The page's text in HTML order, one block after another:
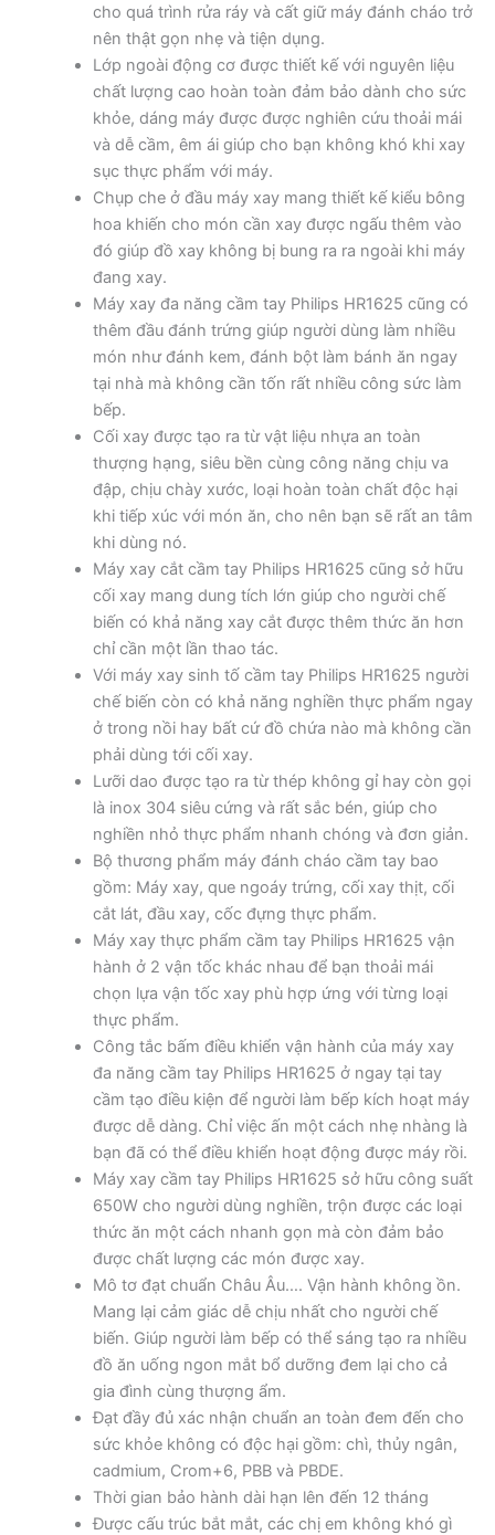
cho quá trình rửa ráy và cất giữ máy đánh cháo trở
nên thật gọn nhẹ và tiện dụng.
Lớp ngoài động cơ được thiết kế với nguyên liệu
chất lượng cao hoàn toàn đảm bảo dành cho sức
khỏe, dáng máy được được nghiên cứu thoải mái
và dễ cầm, êm ái giúp cho bạn không khó khi xay
sục thực phẩm với máy.
Chụp che ở đầu máy xay mang thiết kế kiểu bông
hoa khiến cho món cần xay được ngấu thêm vào
đó giúp đồ xay không bị bung ra ra ngoài khi máy
đang xay.
Máy xay đa năng cầm tay Philips HR1625 cũng có
thêm đầu đánh trứng giúp người dùng làm nhiều
món như đánh kem, đánh bột làm bánh ăn ngay
tại nhà mà không cần tốn rất nhiều công sức làm
bếp.
Cối xay được tạo ra từ vật liệu nhựa an toàn
thượng hạng, siêu bền cùng công năng chịu va
đập, chịu chày xước, loại hoàn toàn chất độc hại
khi tiếp xúc với món ăn, cho nên bạn sẽ rất an tâm
khi dùng nó.
Máy xay cắt cầm tay Philips HR1625 cũng sở hữu
cối xay mang dung tích lớn giúp cho người chế
biến có khả năng xay cắt được thêm thức ăn hơn
chỉ cần một lần thao tác.
Với máy xay sinh tố cầm tay Philips HR1625 người
chế biến còn có khả năng nghiền thực phẩm ngay
ở trong nồi hay bất cứ đồ chứa nào mà không cần
phải dùng tới cối xay.
Lưỡi dao được tạo ra từ thép không gỉ hay còn gọi
là inox 304 siêu cứng và rất sắc bén, giúp cho
nghiền nhỏ thực phẩm nhanh chóng và đơn giản.
Bộ thương phẩm máy đánh cháo cầm tay bao
gồm: Máy xay, que ngoáy trứng, cối xay thịt, cối
cắt lát, đầu xay, cốc đựng thực phẩm.
Máy xay thực phẩm cầm tay Philips HR1625 vận
hành ở 2 vận tốc khác nhau để bạn thoải mái
chọn lựa vận tốc xay phù hợp ứng với từng loại
thực phẩm.
Công tắc bấm điều khiển vận hành của máy xay
đa năng cầm tay Philips HR1625 ở ngay tại tay
cầm tạo điều kiện để người làm bếp kích hoạt máy
được dễ dàng. Chỉ việc ấn một cách nhẹ nhàng là
bạn đã có thể điều khiển hoạt động được máy rồi.
Máy xay cầm tay Philips HR1625 sở hữu công suất
650W cho người dùng nghiền, trộn được các loại
thức ăn một cách nhanh gọn mà còn đảm bảo
được chất lượng các món được xay.
Mô tơ đạt chuẩn Châu Âu…. Vận hành không ồn.
Mang lại cảm giác dễ chịu nhất cho người chế
biến. Giúp người làm bếp có thể sáng tạo ra nhiều
đồ ăn uống ngon mắt bổ dưỡng đem lại cho cả
gia đình cùng thượng ẩm.
Đạt đầy đủ xác nhận chuẩn an toàn đem đến cho
sức khỏe không có độc hại gồm: chì, thủy ngân,
cadmium, Crom+6, PBB và PBDE.
Thời gian bảo hành dài hạn lên đến 12 tháng
Được cấu trúc bắt mắt, các chị em không khó gì